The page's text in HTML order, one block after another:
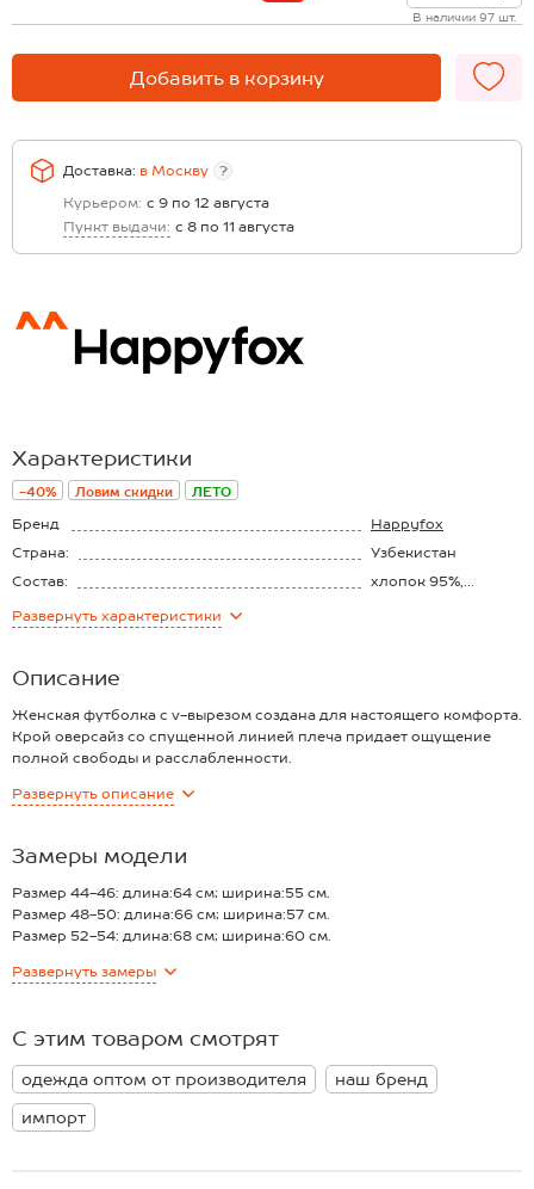
В наличии 97 шт.
Добавить в корзину
Доставка: в Москву
?
Курьером: с 9 по 12 августа
Пункт выдачи: с 8 по 11 августа
Характеристики
-40% Ловим скидки ЛЕТО
Бренд
Happyfox
Страна:
Узбекистан
Состав:
хлопок 95%,
Материал:
Развернуть характеристики
Описание
Женская футболка с v-вырезом создана для настоящего комфорта.
Крой оверсайз со спущенной линией плеча придает ощущение
полной свободы и расслабленности.
— мягкий трикотаж с высоким содержанием хлопка (кулирная
ткани (150г/м2);
— универсальная длина, благодаря которой хлопковую футболку
можно носить как навыпуск, так и заправлять, меняя образ по
настроению;
вписывается в повседневные образы.
чувствовать себя максимально комфортно. Футболка оттенка
кэжуал стиле — будь то прогулка с подругами, поход в кино,
тренировка в зале или уютный вечер дома.
Развернуть описание
Замеры модели
Размер 44-46: длина:64 см; ширина:55 см.
Размер 48-50: длина:66 см; ширина:57 см.
Размер 52-54: длина:68 см; ширина:60 см.
Развернуть замеры
С этим товаром смотрят
одежда оптом от производителя
наш бренд
импорт